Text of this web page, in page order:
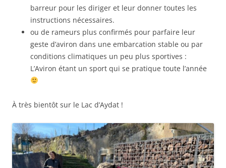
barreur pour les diriger et leur donner toutes les
instructions nécessaires.
ou de rameurs plus confirmés pour parfaire leur
geste d’aviron dans une embarcation stable ou par
conditions climatiques un peu plus sportives :
L’Aviron étant un sport qui se pratique toute l’année
À très bientôt sur le Lac d’Aydat !